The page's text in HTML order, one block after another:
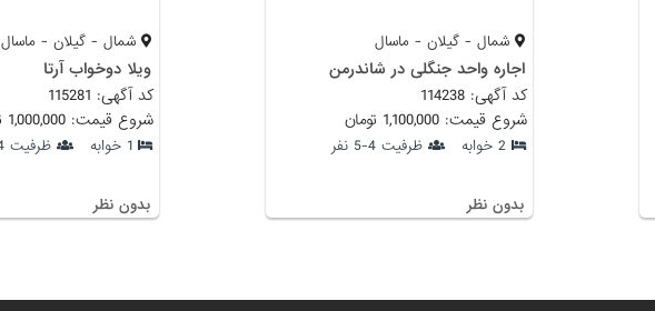
شمال - گیلان - ماسال
اجاره واحد جنگلی در شاندرمن
کد آگهی: 114238
شروع قیمت: 1,100,000 تومان
2 خوابه ظرفیت 4-5 نفر
بدون نظر
شمال - گیلان - ماسال
ویلا دوخواب آرتا
کد آگهی: 115281
شروع قیمت: 1,000,000 تومان
1 خوابه ظرفیت 4-12 نفر
بدون نظر